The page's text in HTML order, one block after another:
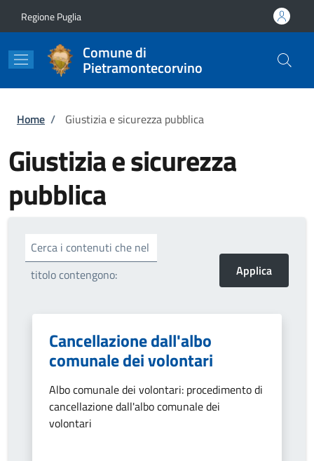
Regione Puglia
Comune di
Pietramontecorvino
Briciole di pane
Home / Giustizia e sicurezza pubblica
Giustizia e sicurezza
pubblica
Cerca i contenuti che nel
titolo contengono:
Cancellazione dall'albo
comunale dei volontari
Albo comunale dei volontari: procedimento di
cancellazione dall'albo comunale dei
volontari